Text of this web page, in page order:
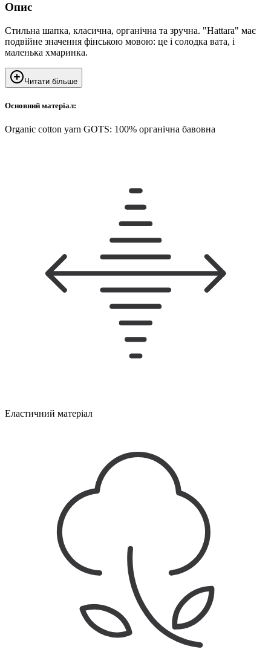
Опис
Стильна шапка, класична, органічна та зручна. "Hattara" має
подвійне значення фінською мовою: це і солодка вата, і
маленька хмаринка.
Читати більше
Основний матеріал:
Organic cotton yarn GOTS: 100% органічна бавовна
Еластичний матеріал